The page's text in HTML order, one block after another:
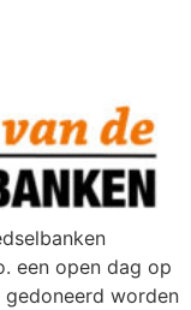
een open dag op
worden